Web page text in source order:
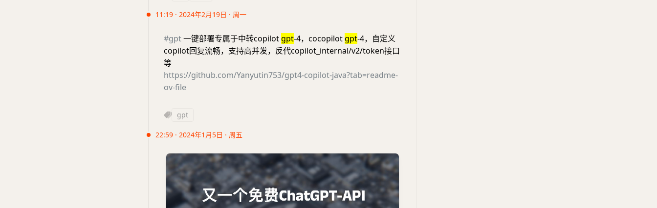
11:19 · 2024年2月19日 · 周一
#gpt一键部署专属于中转copilotgpt-4，cocopilotgpt-4，自定义
copilot回复流畅，支持高并发，反代copilot_internal/v2/token接口
等
https://github.com/Yanyutin753/gpt4-copilot-java?tab=readme-
ov-file
gpt
22:59 · 2024年1月5日 · 周五